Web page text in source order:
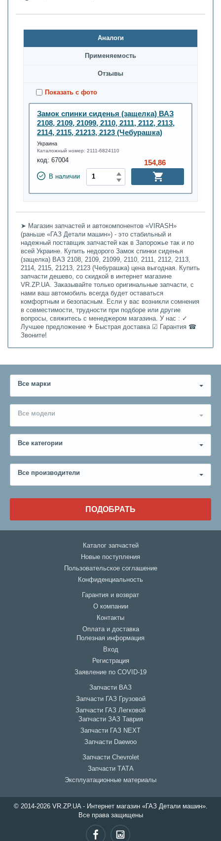
Аналоги
Применяемость
Oтзывы
Показать с фото
Замок спинки сиденья (защелка) ВАЗ
2108, 2109, 21099, 2110, 2111, 2112, 2113,
2114, 2115, 21213, 2123 (Чебурашка)
Украина
Каталожный номер: 2111-6824110
код: 67004
В наличии
154,86
➤ Магазин запчастей и автокомпонентов «VIRASH»
(раньше «ГАЗ Детали машин») - это стабильный и
надежный поставщик запчастей как в Запорожье так и по
всей Украине. Купить недорого Замок спинки сиденья
(защелка) ВАЗ 2108, 2109, 21099, 2110, 2111, 2112, 2113,
2114, 2115, 21213, 2123 (Чебурашка) цена выгодная. Купить
запчасти дешево, со скидкой в интернет магазине
VR.ZP.UA. Заказывайте только оригинальные запчасти, с
нами ваш автомобиль всегда будет оставаться
комфортным и безопасным. Если у вас возникли сомнения
в совместимости, трудности при подборе или другие
вопросы, свяжитесь с менеджером магазина. У нас : ✓
Лучшее предложение ✈ Быстрая доставка ☑ Гарантия ☎
Звоните!
Все марки
Все модели
Все категории
Все производители
ПОДОБРАТЬ
Каталог запчастей
Новые поступления
Пользовательское соглашение
Конфиденциальность
Гарантия и возврат
О компании
Контакты
Оплата и доставка
Полезная информация
Вход
Регистрация
Заявление по COVID-19
Запчасти ВАЗ
Запчасти ГАЗ Грузовой
Запчасти ГАЗ Легковой
Запчасти ЗАЗ Таврия
Запчасти ГАЗ NEXT
Запчасти Daewoo
Запчасти Chevrolet
Запчасти ТАТА
Эксплуатационные материалы
© 2014-2026 VR.ZP.UA - Интернет магазин «ГАЗ Детали машин».
Все права защищены